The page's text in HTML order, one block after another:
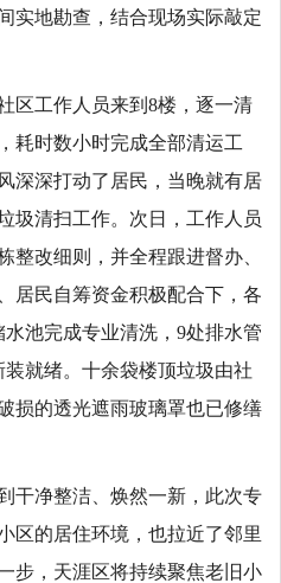
实地勘查，结合现场实际敲定
区工作人员来到8楼，逐一清
耗时数小时完成全部清运工
深深打动了居民，当晚就有居
圾清扫工作。次日，工作人员
整改细则，并全程跟进督办、
居民自筹资金积极配合下，各
池完成专业清洗，9处排水管
就绪。十余袋楼顶垃圾由社
损的透光遮雨玻璃罩也已修缮
干净整洁、焕然一新，此次专
区的居住环境，也拉近了邻里
步，天涯区将持续聚焦老旧小